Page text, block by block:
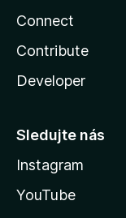
Connect
Contribute
Developer
Sledujte nás
Instagram
YouTube